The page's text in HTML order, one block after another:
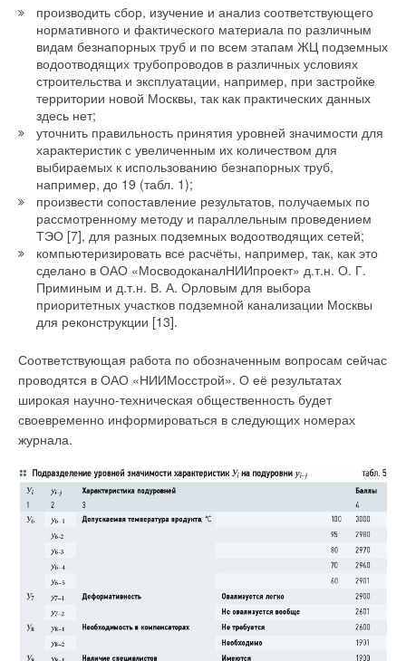
производить сбор, изучение и анализ соответствующего
нормативного и фактического материала по различным
видам безнапорных труб и по всем этапам ЖЦ подземных
водоотводящих трубопроводов в различных условиях
строительства и эксплуатации, например, при застройке
территории новой Москвы, так как практических данных
здесь нет;
уточнить правильность принятия уровней значимости для
характеристик с увеличенным их количеством для
выбираемых к использованию безнапорных труб,
например, до 19 (табл. 1);
произвести сопоставление результатов, получаемых по
рассмотренному методу и параллельным проведением
ТЭО [7], для разных подземных водоотводящих сетей;
компьютеризировать все расчёты, например, так, как это
сделано в ОАО «МосводоканалНИИпроект» д.т.н. О. Г.
Приминым и д.т.н. В. А. Орловым для выбора
приоритетных участков подземной канализации Москвы
для реконструкции [13].
Соответствующая работа по обозначенным вопросам сейчас
проводятся в ОАО «НИИМосстрой». О её результатах
широкая научно-техническая общественность будет
своевременно информироваться в следующих номерах
журнала.
В простейшей наполнительной арматуре боковой подводки
соотношение плеч рычага, соединяющего поплавок и
уплотнительную прокладку, составляет примерно 15 при
ходе клапана примерно 3 мм. Такой ход вообще-то и не
нужен.
Линейный участок графической зависимости расхода от
зазора между соплом и клапаном составляет примерно 40 %
диаметра сопла. Поэтому максимальный ход уплотняющей
прокладки в новой наполнительной арматуре при диаметре
седла сопла, равном 3,2 мм, выбран равным 1,2 мм. Этот
максимальный рабочий ход является достаточно большим,
чтобы беспрепятственно проскакивали механические
частицы, которые могут просочиться через 0,6-
миллиметровые ячейки фильтроэлемента,
использовавшегося в предыдущей конструкции аналогичной
наполнительной арматуры. Исходя из принципов той же
наполнительной арматуре принимается равной 63 мм. Тогда
длина малого плеча составит 4-5 мм.
Конструкция новой наполнительной арматуры
противодавления нижней подводки приведена на рис. 3.